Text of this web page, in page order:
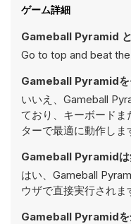
ゲーム詳細
Gameball Pyramid と
Go to top and beat
Gameball Pyramidを
いいえ、Gameball
ており、キーボード
ターで最適に動作しま
Gameball Pyramidは
はい、Gameball
ウザで直接実行されま
Gameball Pyramidを